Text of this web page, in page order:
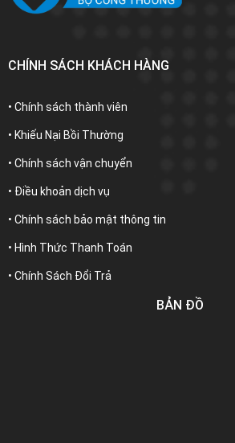
CHÍNH SÁCH KHÁCH HÀNG
• Chính sách thành viên
• Khiếu Nại Bồi Thường
• Chính sách vận chuyển
• Điều khoản dịch vụ
• Chính sách bảo mật thông tin
• Hình Thức Thanh Toán
• Chính Sách Đổi Trả
BẢN ĐỒ